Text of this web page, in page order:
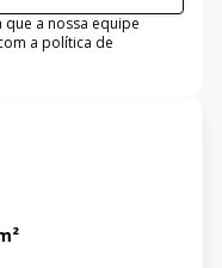
a nossa equipe
a política de